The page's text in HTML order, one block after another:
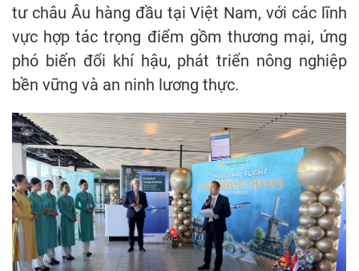
tư châu Âu hàng đầu tại Việt Nam, với các lĩnh
vực hợp tác trọng điểm gồm thương mại, ứng
phó biến đổi khí hậu, phát triển nông nghiệp
bền vững và an ninh lương thực.